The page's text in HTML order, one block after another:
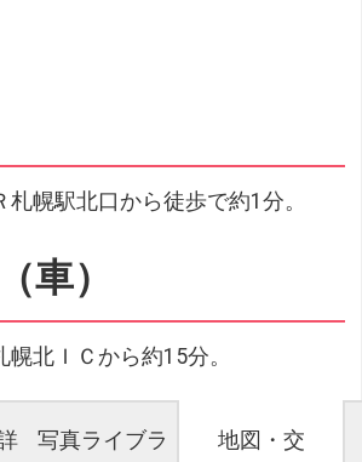
幌駅北口から徒歩で約1分。
車）
北ＩＣから約15分。
写真ライブラ
地図・交